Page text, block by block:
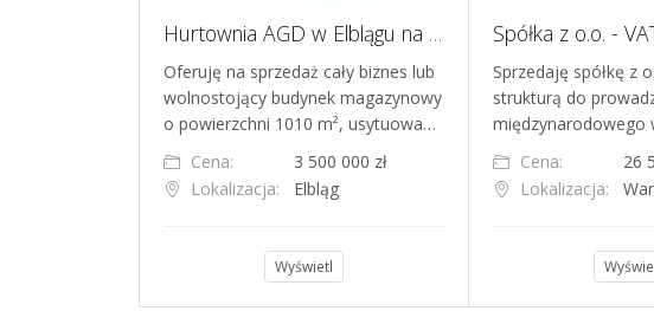
Hurtownia AGD w Elblągu na sprzedaż - 30 lat doświadczenia, hala 1010 m² z rampą i zapleczem
Oferuję na sprzedaż cały biznes lub
wolnostojący budynek magazynowy
o powierzchni 1010 m², usytuowa…
Cena:
3 500 000 zł
Lokalizacja:
Elbląg
Wyświetl
Sprzedaję spółkę z
strukturą do
międzynarodowego
Cena:
26
Lokalizacja: